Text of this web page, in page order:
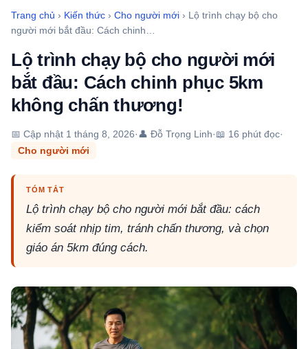
Trang chủ › Kiến thức › Cho người mới › Lộ trình chạy bộ cho
người mới bắt đầu: Cách chinh…
Lộ trình chạy bộ cho người mới
bắt đầu: Cách chinh phục 5km
không chấn thương!
📅 Cập nhật 1 tháng 8, 2026·👤 Đỗ Trọng Linh·📖 16 phút đọc·
Cho người mới
TÓM TẮT
Lộ trình chạy bộ cho người mới bắt đầu: cách
kiểm soát nhịp tim, tránh chấn thương, và chọn
giáo án 5km đúng cách.